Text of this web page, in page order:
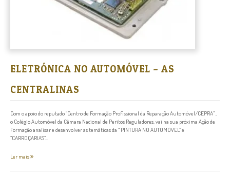
ELETRÓNICA NO AUTOMÓVEL – AS
CENTRALINAS
Com o apoio do reputado “Centro de Formação Profissional da Reparação Automóvel/CEPRA” ,
o Colégio Automóvel da Câmara Nacional de Peritos Reguladores, vai na sua próxima Ação de
Formação analisar e desenvolver as temáticas da “ PINTURA NO AUTOMÓVEL” e
“CARROÇARIAS”...
Ler mais